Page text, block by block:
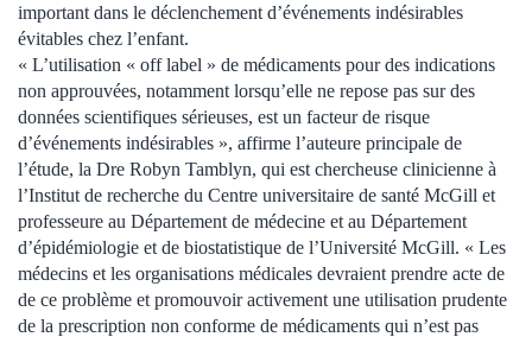
important dans le déclenchement d’événements indésirables
évitables chez l’enfant.
« L’utilisation « off label » de médicaments pour des indications
non approuvées, notamment lorsqu’elle ne repose pas sur des
données scientifiques sérieuses, est un facteur de risque
d’événements indésirables », affirme l’auteure principale de
l’étude, la Dre Robyn Tamblyn, qui est chercheuse clinicienne à
l’Institut de recherche du Centre universitaire de santé McGill et
professeure au Département de médecine et au Département
d’épidémiologie et de biostatistique de l’Université McGill. « Les
médecins et les organisations médicales devraient prendre acte de
de ce problème et promouvoir activement une utilisation prudente
de la prescription non conforme de médicaments qui n’est pas